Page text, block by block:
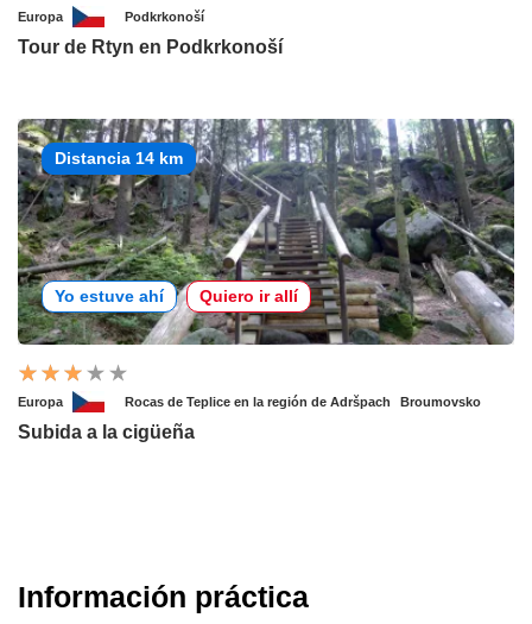
Europa Podkrkonoší
Tour de Rtyn en Podkrkonoší
Distancia 14 km
Yo estuve ahí Quiero ir allí
Europa Rocas de Teplice en la región de Adršpach Broumovsko
Subida a la cigüeña
Información práctica